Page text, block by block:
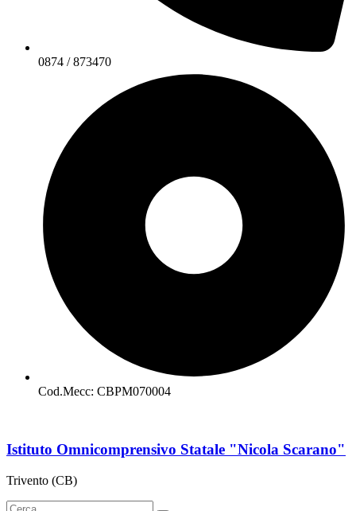
0874 / 873470
Cod.Mecc: CBPM070004
Istituto Omnicomprensivo Statale "Nicola Scarano"
Trivento (CB)